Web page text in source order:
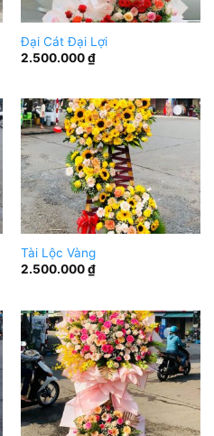
Đại Cát Đại Lợi
2.500.000₫
Tài Lộc Vàng
2.500.000₫